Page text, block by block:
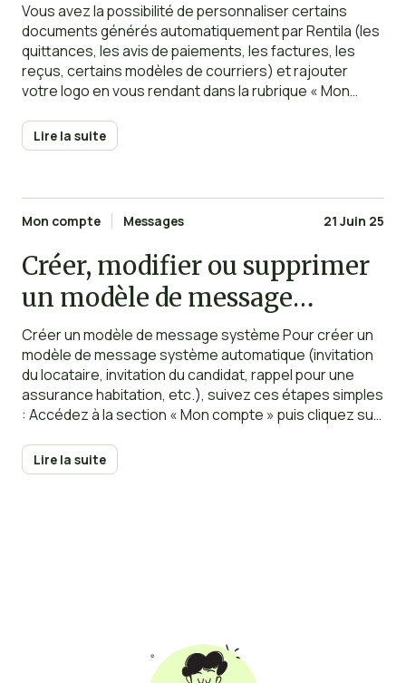
Vous avez la possibilité de personnaliser certains
documents générés automatiquement par Rentila (les
quittances, les avis de paiements, les factures, les
reçus, certains modèles de courriers) et rajouter
votre logo en vous rendant dans la rubrique « Mon
section « Multi-propriétaires », chacun peut également
avoir son propre logo. Pour modifier
Lire la suite
Mon compte Messages 21 Juin 25
Créer, modifier ou supprimer
un modèle de message
système
Créer un modèle de message système Pour créer un
modèle de message système automatique (invitation
du locataire, invitation du candidat, rappel pour une
assurance habitation, etc.), suivez ces étapes simples
: Accédez à la section « Mon compte » puis cliquez sur
« Nouveau modèle ». Lorsque vous créez un modèle
personnalisé,
Lire la suite